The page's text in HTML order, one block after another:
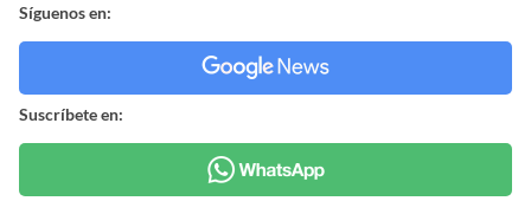
Síguenos en:
Suscríbete en: